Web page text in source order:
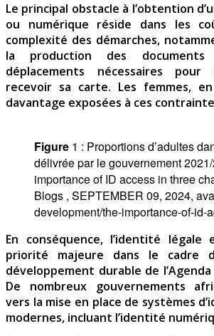
Le principal obstacle à l’obtention
ou numérique réside dans les
complexité des démarches,
la production des
déplacements nécessaires pour
recevoir sa carte. Les femmes,
davantage exposées à ces
Figure 1 : Proportions d’adultes
délivrée par le gouvernement
importance of ID access in three
Blogs , SEPTEMBER 09, 2024,
development/the-importance-of-id-
En conséquence, l’identité légale
priorité majeure dans le cadre
développement durable de l’Agenda
De nombreux gouvernements
vers la mise en place de systèmes
modernes, incluant l’identité